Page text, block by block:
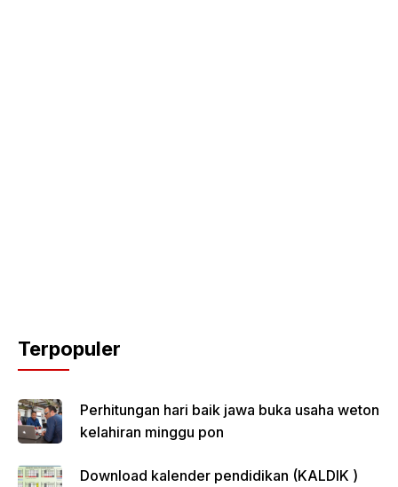
Terpopuler
Perhitungan hari baik jawa buka usaha weton
kelahiran minggu pon
Download kalender pendidikan (KALDIK )